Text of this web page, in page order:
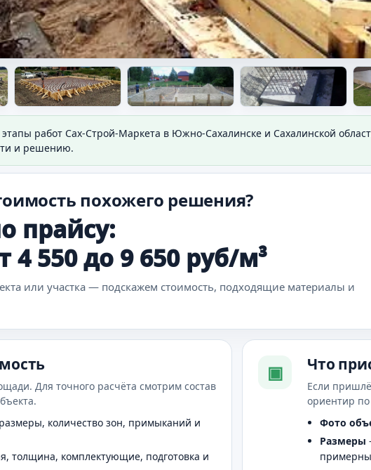
перед бетоном.
работ Сах-Строй-Маркета в Южно-Сахалинске и Сахалинской
и решению.
похожего решения?
прайсу:
550 до 9 650 руб/м³
или участка — подскажем стоимость, подходящие материалы и
Для точного расчёта смотрим состав
количество зон, примыканий и
толщина, комплектующие, подготовка и
▣ Что
Если
ориентир
Фото
Размеры